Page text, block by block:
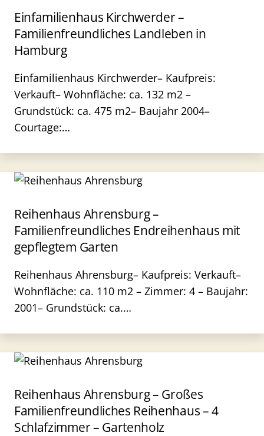
Einfamilienhaus Kirchwerder –
Familienfreundliches Landleben in
Hamburg
Einfamilienhaus Kirchwerder– Kaufpreis:
Verkauft– Wohnfläche: ca. 132 m2 –
Grundstück: ca. 475 m2– Baujahr 2004–
Courtage:…
Reihenhaus Ahrensburg –
Familienfreundliches Endreihenhaus mit
gepflegtem Garten
Reihenhaus Ahrensburg– Kaufpreis: Verkauft–
Wohnfläche: ca. 110 m2 – Zimmer: 4 – Baujahr:
2001– Grundstück: ca.…
Reihenhaus Ahrensburg – Großes
Familienfreundliches Reihenhaus – 4
Schlafzimmer – Gartenholz